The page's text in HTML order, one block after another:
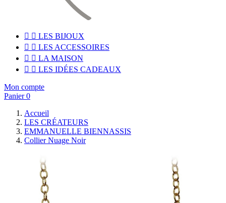
  LES BIJOUX
  LES ACCESSOIRES
  LA MAISON
  LES IDÉES CADEAUX
Mon compte
Panier 0
Accueil
LES CRÉATEURS
EMMANUELLE BIENNASSIS
Collier Nuage Noir